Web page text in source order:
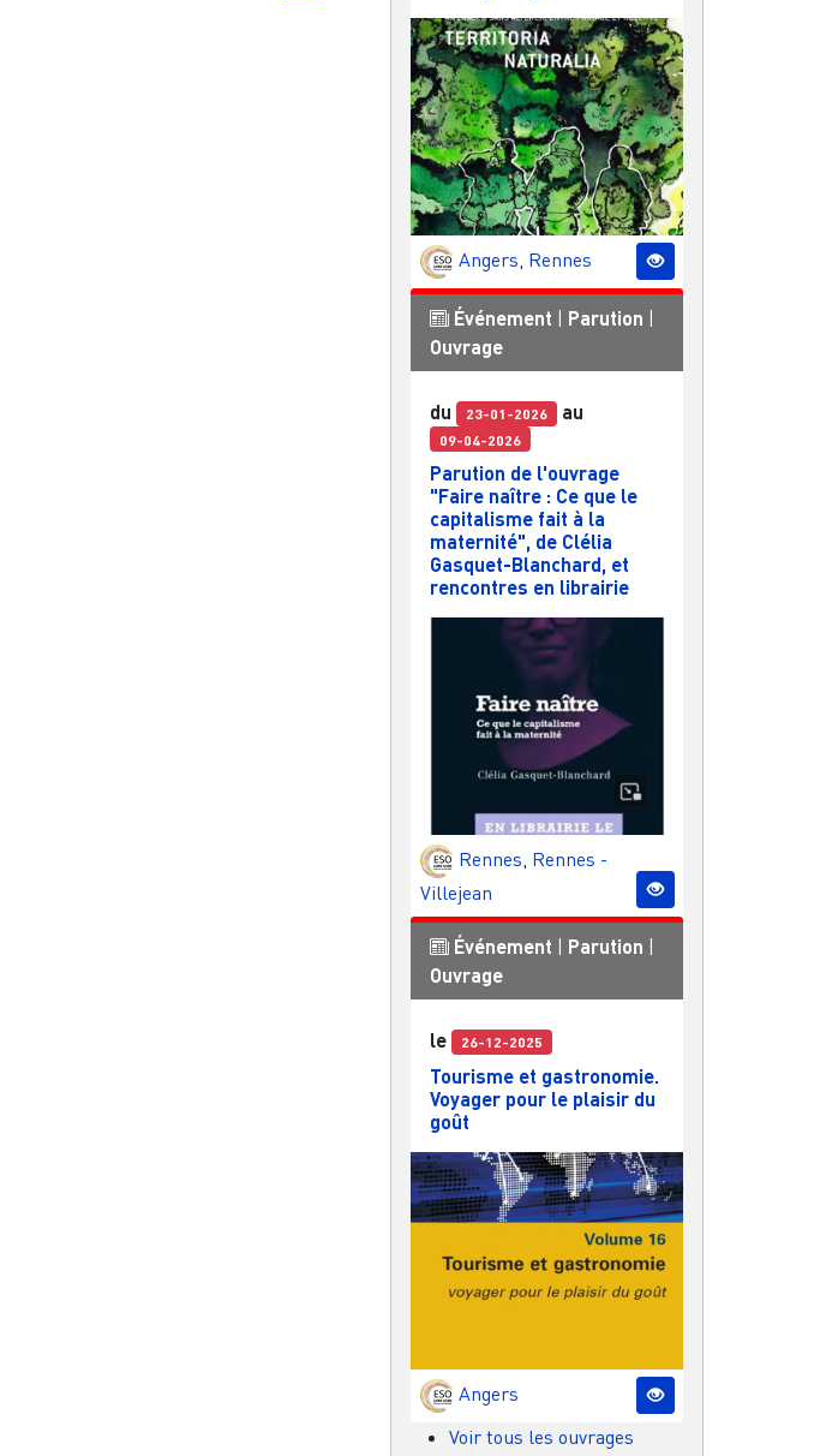
Angers, Rennes
Événement Parution
Ouvrage
du 23-01-2026 au
09-04-2026
Parution de l'ouvrage
"Faire naître : Ce que le
capitalisme fait à la
maternité", de Clélia
Gasquet-Blanchard, et
rencontres en librairie
Rennes, Rennes -
Villejean
Événement Parution
Ouvrage
le 26-12-2025
Tourisme et gastronomie.
Voyager pour le plaisir du
goût
Angers
Voir tous les ouvrages